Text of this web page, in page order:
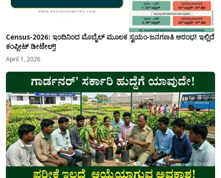
Census-2026: ಇಂದಿನಿಂದ ಮೊಬೈಲ್ ಮೂಲಕ ಸ್ವಯಂ-ಜನಗಣತಿ ಆರಂಭ! ಇಲ್ಲಿದೆ
ಕಂಪ್ಲೀಟ್ ಡೀಟೇಲ್ಸ್!
April 1, 2026